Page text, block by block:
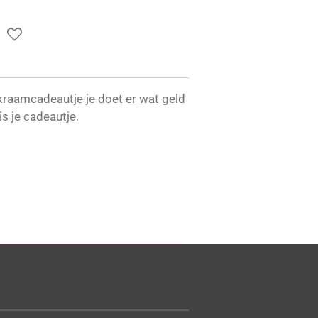
je doet er wat geld
je cadeautje.